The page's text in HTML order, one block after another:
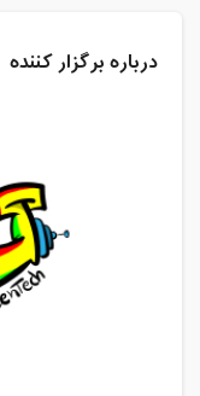
درباره برگزار کننده